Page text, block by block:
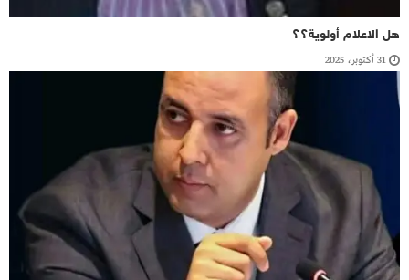
هل الاعلام أولوية؟؟
31 أكتوبر، 2025